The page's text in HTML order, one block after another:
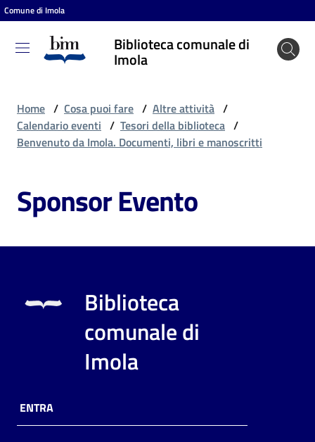
Vai al contenuto
Vai alla navigazione
Vai al footer
Comune di Imola
Biblioteca comunale di
Imola
Biblioteca
comunale
Cosa
fare
Scopri
online
Home / Cosa puoi fare / Altre attività /
Calendario eventi / Tesori della biblioteca /
Benvenuto da Imola. Documenti, libri e manoscritti
Sponsor Evento
Biblioteca
comunale di
Imola
ENTRA